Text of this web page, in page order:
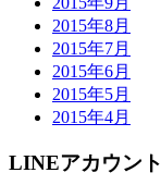
2015年8月
2015年7月
2015年6月
2015年5月
2015年4月
LINEアカウント